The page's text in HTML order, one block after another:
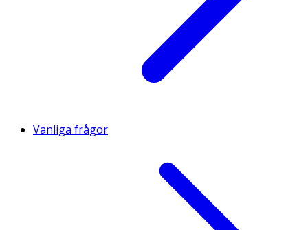
Vanliga frågor